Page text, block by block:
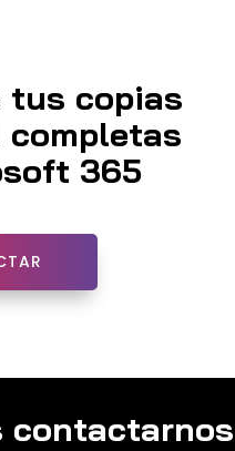
tus copias
completas
365
contactarnos